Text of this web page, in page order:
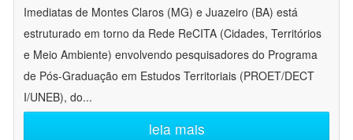
Imediatas de Montes Claros (MG) e Juazeiro (BA) está
estruturado em torno da Rede ReCITA (Cidades, Territórios
e Meio Ambiente) envolvendo pesquisadores do Programa
de Pós-Graduação em Estudos Territoriais (PROET/DECT
I/UNEB), do...
leia mais